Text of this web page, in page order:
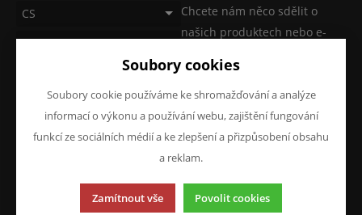
CS
CZK (Kč)
Chcete nám něco sdělit o
našich produktech nebo e-
Tato stránka používá soubory cookies. Klikněte pro více
Soubory cookies
Soubory cookie používáme ke shromažďování a analýze
informací o výkonu a používání webu, zajištění fungování
funkcí ze sociálních médií a ke zlepšení a přizpůsobení obsahu
a reklam.
Zamítnout vše Povolit cookies